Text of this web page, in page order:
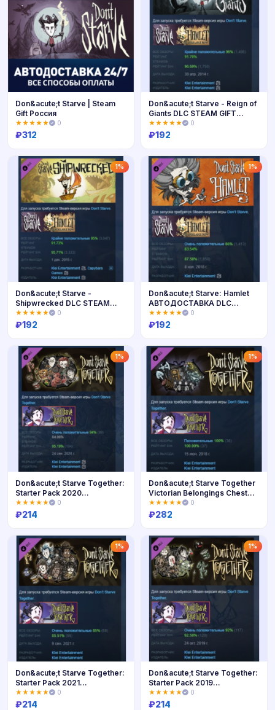
Купить
Don&acute;t Starve | Steam
Gift Россия
★★★★★ 0
₽312
Купить
Don&acute;t Starve - Reign of
Giants DLC STEAM GIFT
РОССИЯ
★★★★★ 0
₽192
1%
Купить
Don&acute;t Starve -
Shipwrecked DLC STEAM
РОССИЯ
★★★★★ 0
₽192
1%
Купить
Don&acute;t Starve: Hamlet
АВТОДОСТАВКА DLC
STEAM РОССИЯ
★★★★★ 0
₽192
1%
Купить
Don&acute;t Starve Together:
Starter Pack 2020
АВТОДОСТАВКА STEAM
РОССИЯ
★★★★★ 0
₽214
1%
Купить
Don&acute;t Starve Together
Victorian Belongings Chest
АВТОДОСТАВКА STEAM
РОССИЯ
★★★★★ 0
₽282
1%
Don&acute;t Starve Together:
Starter Pack 2021
АВТОДОСТАВКА STEAM
РОССИЯ
★★★★★ 0
₽214
1%
Don&acute;t Starve Together:
Starter Pack 2019
АВТОДОСТАВКА STEAM
РОССИЯ
★★★★★ 0
₽214